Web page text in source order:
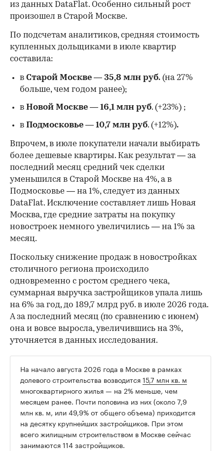
из данных DataFlat. Особенно сильный рост
произошел в Старой Москве.
По подсчетам аналитиков, средняя стоимость
купленных дольщиками в июле квартир
составила:
в Старой Москве — 35,8 млн руб. (на 27%
больше, чем годом ранее);
в Новой Москве — 16,1 млн руб. (+23%) ;
в Подмосковье — 10,7 млн руб. (+12%).
Впрочем, в июле покупатели начали выбирать
более дешевые квартиры. Как результат — за
последний месяц средний чек сделки
уменьшился в Старой Москве на 4%, а в
Подмосковье — на 1%, следует из данных
DataFlat. Исключение составляет лишь Новая
Москва, где средние затраты на покупку
новостроек немного увеличились — на 1% за
месяц.
Поскольку снижение продаж в новостройках
столичного региона происходило
одновременно с ростом среднего чека,
суммарная выручка застройщиков упала лишь
на 6% за год, до 189,7 млрд руб. в июле 2026 года.
А за последний месяц (по сравнению с июнем)
она и вовсе выросла, увеличившись на 3%,
уточняется в данных исследования.
На начало августа 2026 года в Москве в рамках
долевого строительства возводится15,7 млн кв. м
многоквартирного жилья — на 2% меньше, чем
месяцем ранее. Почти половина из них (около 7,9
млн кв. м, или 49,9% от общего объема) приходится
на десятку крупнейших застройщиков. При этом
всего жилищным строительством в Москве сейчас
занимаются 114 застройщиков.